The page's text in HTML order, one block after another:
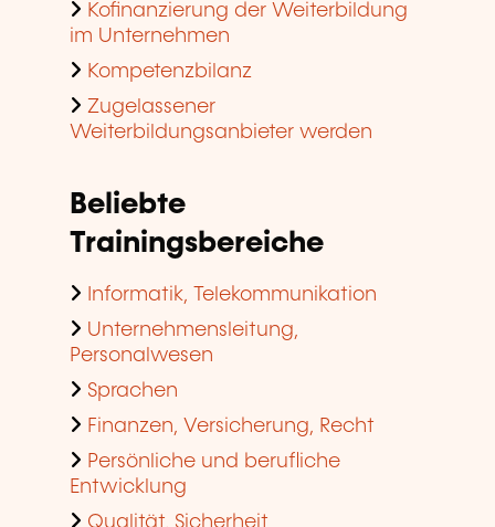
Kofinanzierung der Weiterbildung
im Unternehmen
Kompetenzbilanz
Zugelassener
Weiterbildungsanbieter werden
Beliebte
Trainingsbereiche
Informatik, Telekommunikation
Unternehmensleitung,
Personalwesen
Sprachen
Finanzen, Versicherung, Recht
Persönliche und berufliche
Entwicklung
Qualität, Sicherheit